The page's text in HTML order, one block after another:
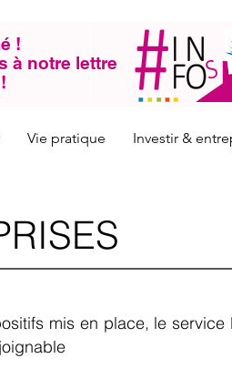
Vie pratique Investir &
!
à notre lettre
mis en place, le